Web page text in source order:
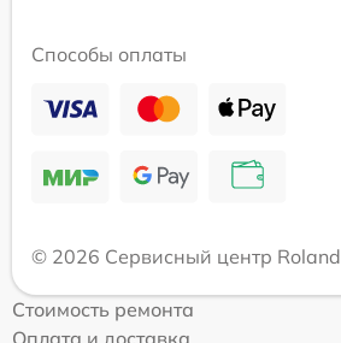
Способы оплаты
© 2026 Сервисный центр Roland
Стоимость ремонта
Оплата и доставка